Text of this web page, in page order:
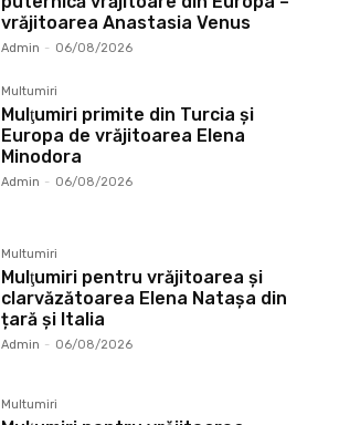
vrăjitoarea Anastasia Venus
Admin - 06/08/2026
Multumiri
Mulţumiri primite din Turcia și
Europa de vrăjitoarea Elena
Minodora
Admin - 06/08/2026
Multumiri
Mulţumiri pentru vrăjitoarea și
clarvăzătoarea Elena Natașa din
țară și Italia
Admin - 06/08/2026
Multumiri